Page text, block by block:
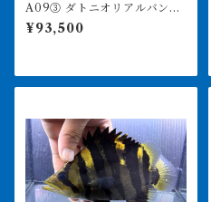
A09③ ダトニオリアルバン
ド 15㎝前後 太バンド イ
エロー シミなし 目の傷は
¥93,500